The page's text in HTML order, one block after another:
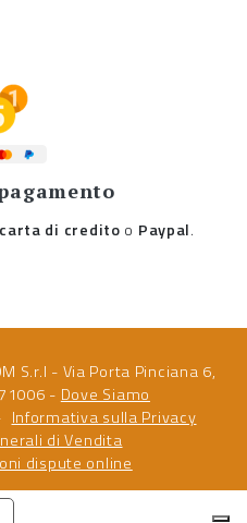
carta di credito o Paypal.
S.r.l - Via Porta Pinciana 6,
- Dove Siamo
Informativa sulla Privacy
di Vendita
dispute online